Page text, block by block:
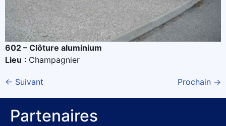
602 – Clôture aluminium
Lieu : Champagnier
← Suivant Prochain →
Partenaires